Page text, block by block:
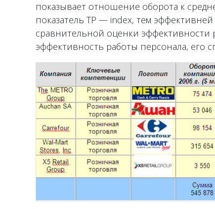
показывает отношение оборота к
показатель TP — index, тем
сравнительной оценки эффективности
эффективность работы персонала, его